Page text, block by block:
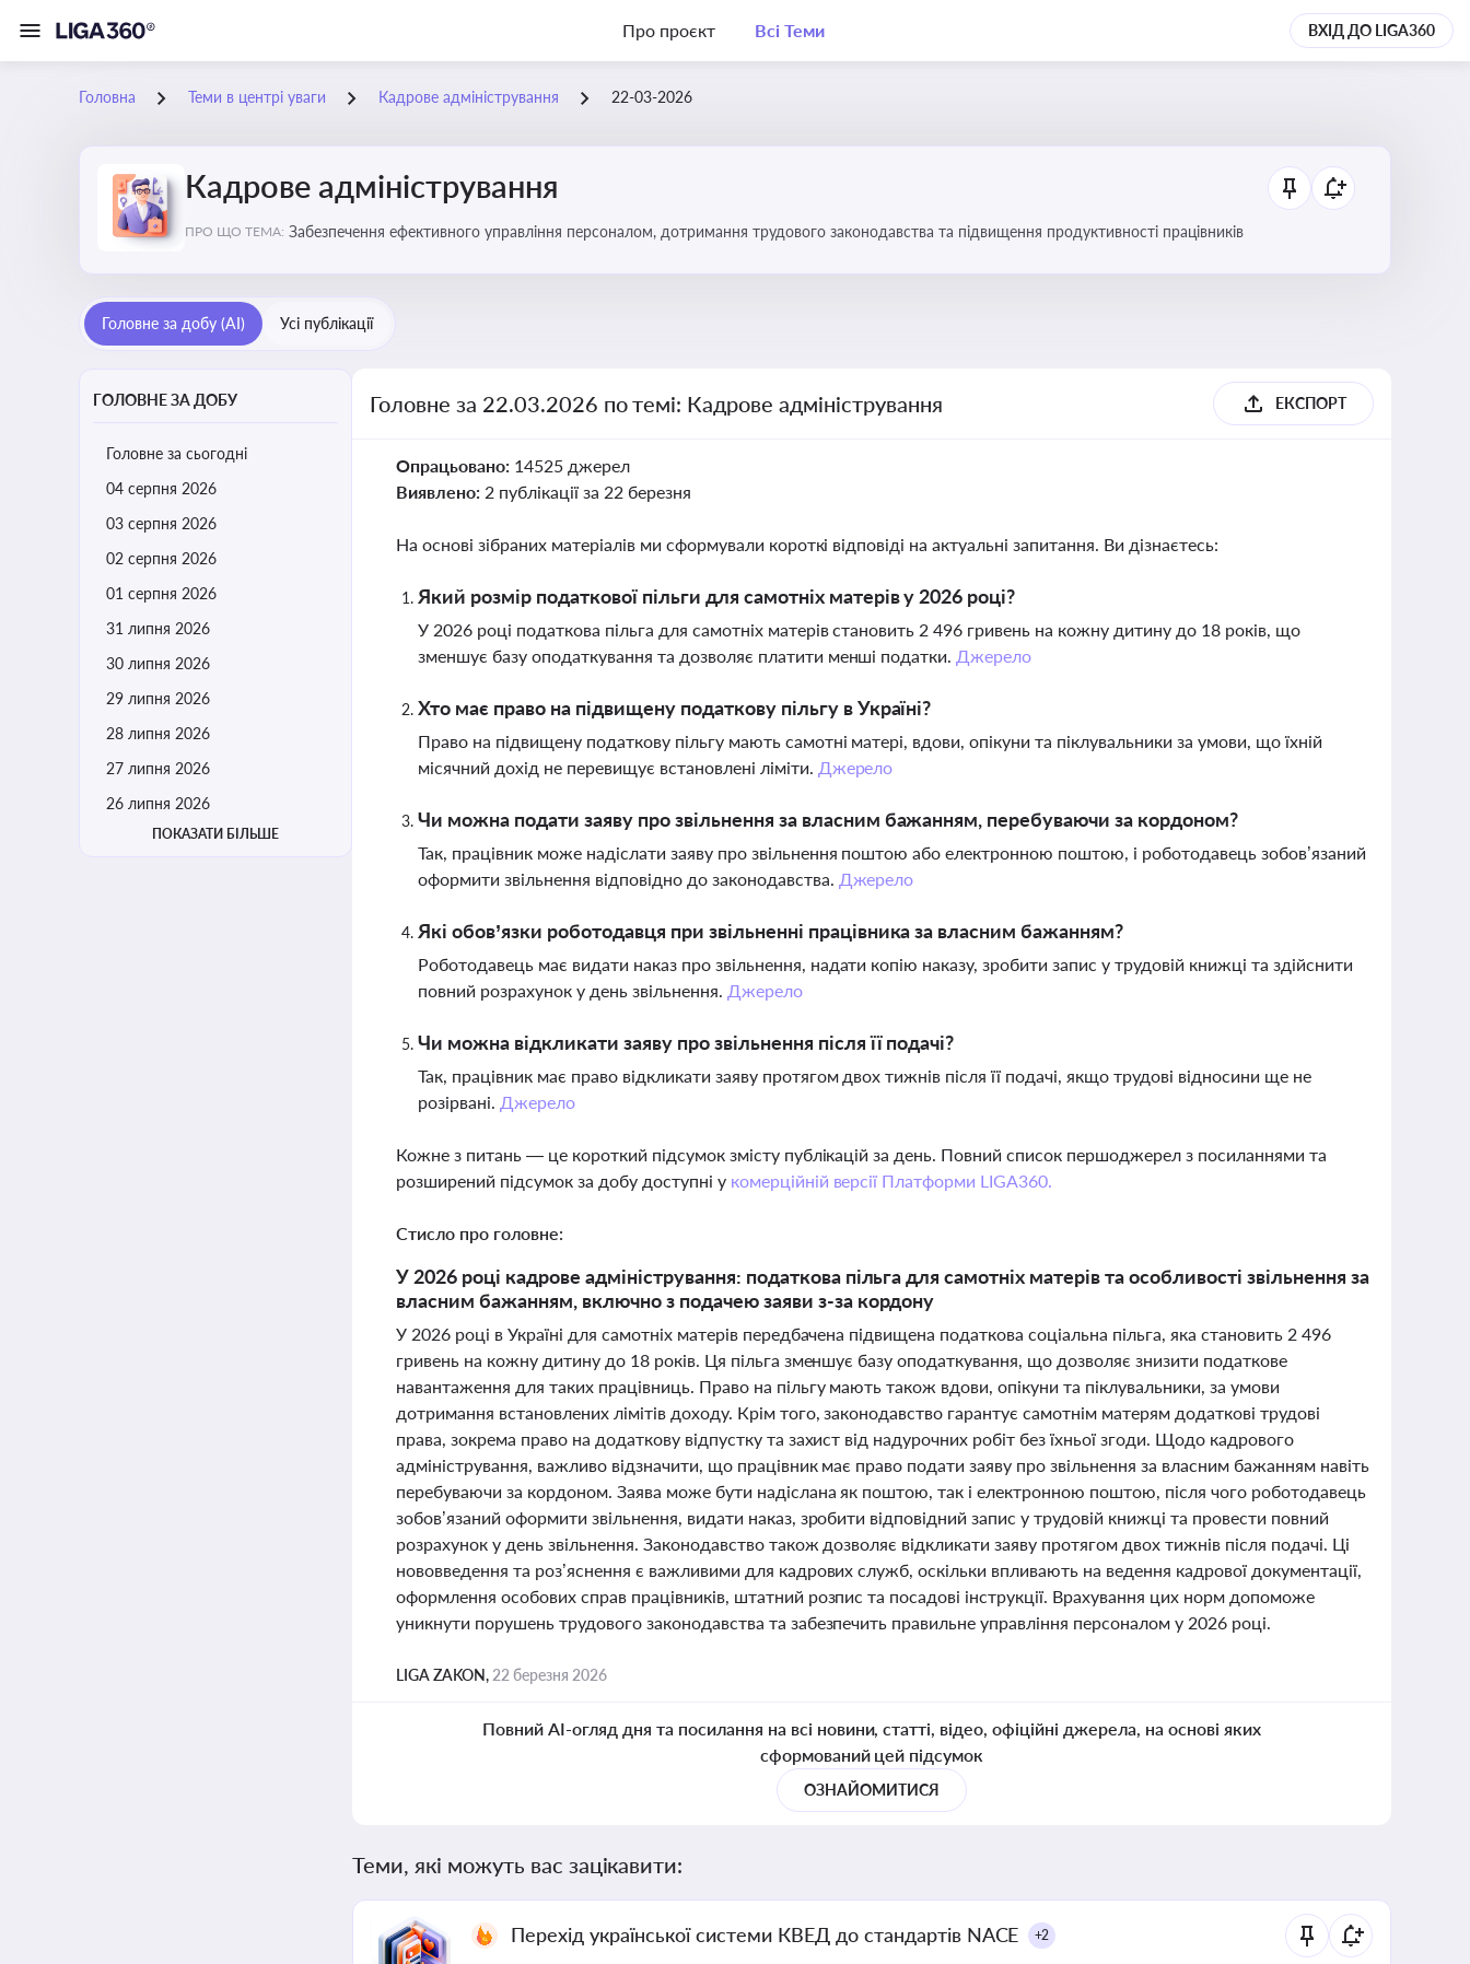
Про проєкт Всі Теми ВХІД ДО LIGA360
Головна Теми в центрі уваги Кадрове адміністрування 22-03-2026
Кадрове адміністрування
ПРО ЩО ТЕМА: Забезпечення ефективного управління персоналом, дотримання трудового законодавства та підвищення продуктивності працівників
Головне за добу (AI) Усі публікації
ГОЛОВНЕ ЗА ДОБУ
Головне за сьогодні
04 серпня 2026
03 серпня 2026
02 серпня 2026
01 серпня 2026
31 липня 2026
30 липня 2026
29 липня 2026
28 липня 2026
27 липня 2026
26 липня 2026
ПОКАЗАТИ БІЛЬШЕ
Головне за 22.03.2026 по темі: Кадрове адміністрування ЕКСПОРТ
Опрацьовано: 14525 джерел
Виявлено: 2 публікації за 22 березня
На основі зібраних матеріалів ми сформували короткі відповіді на актуальні запитання. Ви дізнаєтесь:
Який розмір податкової пільги для самотніх матерів у 2026 році?
У 2026 році податкова пільга для самотніх матерів становить 2 496 гривень на кожну дитину до 18 років, що
зменшує базу оподаткування та дозволяє платити менші податки. Джерело
Хто має право на підвищену податкову пільгу в Україні?
Право на підвищену податкову пільгу мають самотні матері, вдови, опікуни та піклувальники за умови, що їхній
місячний дохід не перевищує встановлені ліміти. Джерело
Чи можна подати заяву про звільнення за власним бажанням, перебуваючи за кордоном?
Так, працівник може надіслати заяву про звільнення поштою або електронною поштою, і роботодавець зобов’язаний
оформити звільнення відповідно до законодавства. Джерело
Які обов’язки роботодавця при звільненні працівника за власним бажанням?
Роботодавець має видати наказ про звільнення, надати копію наказу, зробити запис у трудовій книжці та здійснити
повний розрахунок у день звільнення. Джерело
Чи можна відкликати заяву про звільнення після її подачі?
Так, працівник має право відкликати заяву протягом двох тижнів після її подачі, якщо трудові відносини ще не
розірвані. Джерело
Кожне з питань — це короткий підсумок змісту публікацій за день. Повний список першоджерел з посиланнями та
розширений підсумок за добу доступні у комерційній версії Платформи LIGA360.
Стисло про головне:
У 2026 році кадрове адміністрування: податкова пільга для самотніх матерів та особливості звільнення за
власним бажанням, включно з подачею заяви з-за кордону
У 2026 році в Україні для самотніх матерів передбачена підвищена податкова соціальна пільга, яка становить 2 496
гривень на кожну дитину до 18 років. Ця пільга зменшує базу оподаткування, що дозволяє знизити податкове
навантаження для таких працівниць. Право на пільгу мають також вдови, опікуни та піклувальники, за умови
дотримання встановлених лімітів доходу. Крім того, законодавство гарантує самотнім матерям додаткові трудові
права, зокрема право на додаткову відпустку та захист від надурочних робіт без їхньої згоди. Щодо кадрового
адміністрування, важливо відзначити, що працівник має право подати заяву про звільнення за власним бажанням навіть
перебуваючи за кордоном. Заява може бути надіслана як поштою, так і електронною поштою, після чого роботодавець
зобов’язаний оформити звільнення, видати наказ, зробити відповідний запис у трудовій книжці та провести повний
розрахунок у день звільнення. Законодавство також дозволяє відкликати заяву протягом двох тижнів після подачі. Ці
нововведення та роз’яснення є важливими для кадрових служб, оскільки впливають на ведення кадрової документації,
оформлення особових справ працівників, штатний розпис та посадові інструкції. Врахування цих норм допоможе
уникнути порушень трудового законодавства та забезпечить правильне управління персоналом у 2026 році.
LIGA ZAKON, 22 березня 2026
Повний AI-огляд дня та посилання на всі новини, статті, відео, офіційні джерела, на основі яких
сформований цей підсумок
ОЗНАЙОМИТИСЯ
Теми, які можуть вас зацікавити:
Перехід української системи КВЕД до стандартів NACE +2